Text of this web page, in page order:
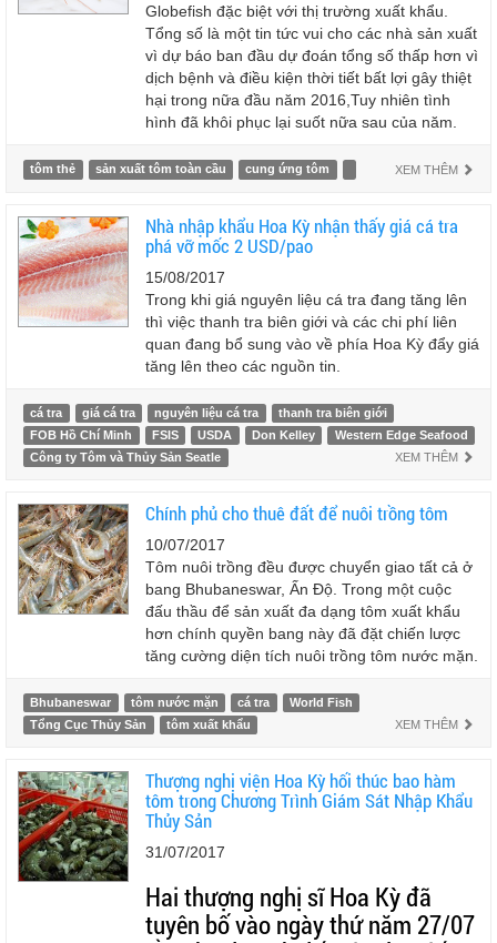
Globefish đặc biệt với thị trường xuất khẩu.
Tổng số là một tin tức vui cho các nhà sản xuất
vì dự báo ban đầu dự đoán tổng số thấp hơn vì
dịch bệnh và điều kiện thời tiết bất lợi gây thiệt
hại trong nữa đầu năm 2016,Tuy nhiên tình
hình đã khôi phục lại suốt nữa sau của năm.
tôm thẻ sản xuất tôm toàn cầu cung ứng tôm XEM THÊM
Nhà nhập khẩu Hoa Kỳ nhận thấy giá cá tra
phá vỡ mốc 2 USD/pao
15/08/2017
Trong khi giá nguyên liệu cá tra đang tăng lên
thì việc thanh tra biên giới và các chi phí liên
quan đang bổ sung vào về phía Hoa Kỳ đẩy giá
tăng lên theo các nguồn tin.
cá tra giá cá tra nguyên liệu cá tra
thanh tra biên giới
FOB Hồ Chí Minh
FSIS USDA Don Kelley
Western Edge Seafood
Công ty Tôm và Thủy Sản Seatle
XEM THÊM
Chính phủ cho thuê đất để nuôi trồng tôm
10/07/2017
Tôm nuôi trồng đều được chuyển giao tất cả ở
bang Bhubaneswar, Ấn Độ. Trong một cuộc
đấu thầu để sản xuất đa dạng tôm xuất khẩu
hơn chính quyền bang này đã đặt chiến lược
tăng cường diện tích nuôi trồng tôm nước mặn.
Bhubaneswar tôm nước mặn cá tra
World Fish
Tổng Cục Thủy Sản
tôm xuất khẩu XEM THÊM
Thượng nghị viện Hoa Kỳ hối thúc bao hàm
tôm trong Chương Trình Giám Sát Nhập Khẩu
Thủy Sản
31/07/2017
Hai thượng nghị sĩ Hoa Kỳ đã
tuyên bố vào ngày thứ năm 27/07